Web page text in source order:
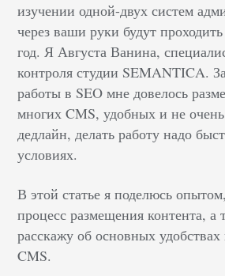
изучении одной-двух систем
через ваши руки будут
год. Я Августа Ванина,
контроля студии SEMANTICA.
работы в SEO мне довелось
многих CMS, удобных и не
дедлайн, делать работу надо
условиях.
В этой статье я поделюсь
процесс размещения контента, а
расскажу об основных
CMS.